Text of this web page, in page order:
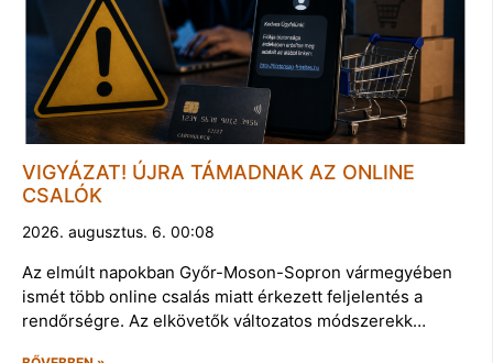
VIGYÁZAT! ÚJRA TÁMADNAK AZ ONLINE
CSALÓK
2026. augusztus. 6. 00:08
Az elmúlt napokban Győr-Moson-Sopron vármegyében
ismét több online csalás miatt érkezett feljelentés a
rendőrségre. Az elkövetők változatos módszerekk…